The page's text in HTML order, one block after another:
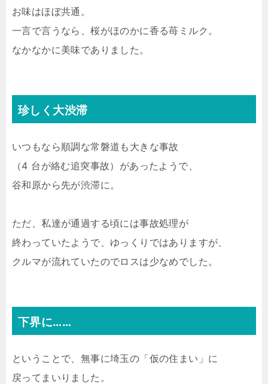
お味はほぼ共通。
一言で言うなら、桜がほのかに香る苺ミルク。
なかなかに美味でありました。
珍しく大渋滞
いつもなら順調な常磐道も大きな事故
（4 台が絡む追突事故）があったようで、
谷和原から先が渋滞に。
ただ、私達が通過する頃には事故処理が
終わっていたようで、ゆっくりではありますが、
クルマが流れていたのでロスは少なめでした。
下界に……
ということで、無事に埼玉の「仮の住まい」に
戻ってまいりました。